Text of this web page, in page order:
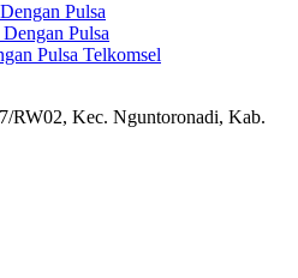
Pulsa
Pulsa
Pulsa Telkomsel
RW02, Kec. Nguntoronadi, Kab.